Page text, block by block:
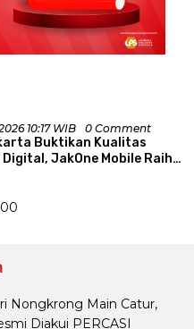
10:17 WIB 0 Comment
Buktikan Kualitas
JakOne Mobile Raih